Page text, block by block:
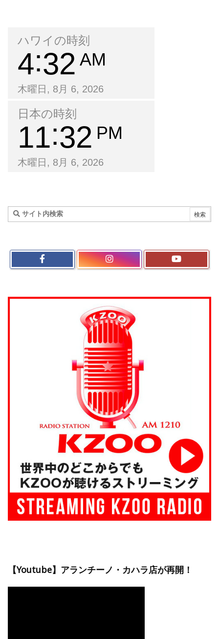
ハワイの時刻
4 32 AM
木曜日, 8月 6, 2026
日本の時刻
11 32 PM
木曜日, 8月 6, 2026
【Youtube】アランチーノ・カハラ店が再開！